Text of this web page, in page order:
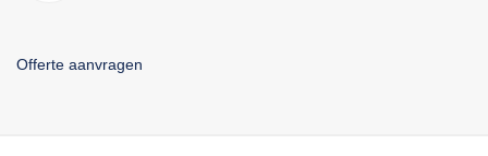
Offerte aanvragen